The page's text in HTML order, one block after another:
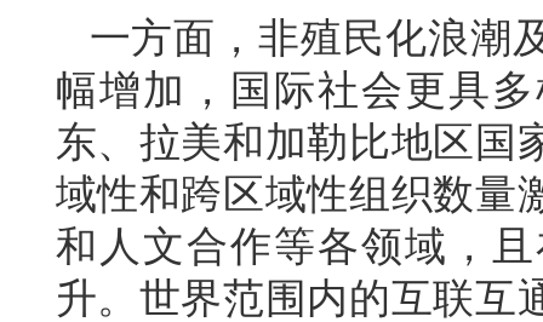
一方面，非殖民化浪潮
幅增加，国际社会更具
东、拉美和加勒比地区国
域性和跨区域性组织数量
和人文合作等各领域，
升。世界范围内的互联互